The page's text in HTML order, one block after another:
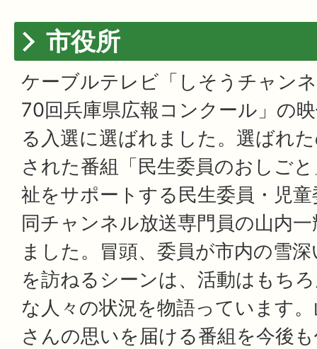
市役所
ケーブルテレビ「しそうチャン
70回兵庫県広報コンクール」の
る入選に選ばれました。選ばれ
された番組「民生委員のおしご
祉をサポートする民生委員・児
同チャンネル放送専門員の山内
ました。冒頭、委員が市内の雪
を訪ねるシーンは、活動はもち
な人々の状況を物語っています
さんの思いを届ける番組を今後